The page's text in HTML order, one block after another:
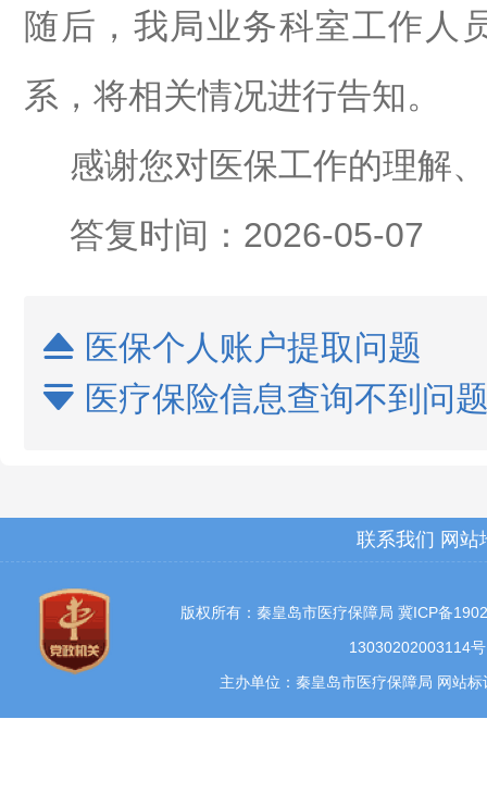
随后，我局业务科室工作人
系，将相关情况进行告知。
感谢您对医保工作的理解
答复时间： 2026-05-07
 医保个人账户提取问题
 医疗保险信息查询不到问
联系我们 网站
版权所有：秦皇岛市医疗保障局 冀ICP备
13030202003114号
主办单位：秦皇岛市医疗保障局 网站